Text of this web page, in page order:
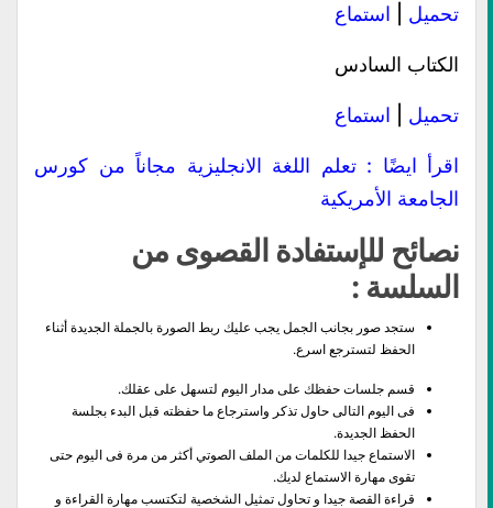
تحميل استماع
الكتاب السادس
تحميل استماع
اقرأ ايضًا : تعلم اللغة الانجليزية مجاناً من كورس
الجامعة الأمريكية
نصائح للإستفادة القصوى من
السلسة :
ستجد صور بجانب الجمل يجب عليك ربط الصورة بالجملة الجديدة أثناء
الحفظ لتسترجع اسرع.
قسم جلسات حفظك على مدار اليوم لتسهل على عقلك.
فى اليوم التالى حاول تذكر واسترجاع ما حفظته قبل البدء بجلسة
الحفظ الجديدة.
الاستماع جيدا للكلمات من الملف الصوتي أكثر من مرة فى اليوم حتى
تقوى مهارة الاستماع لديك.
قراءة القصة جيدا و تحاول تمثيل الشخصية لتكتسب مهارة القراءة و